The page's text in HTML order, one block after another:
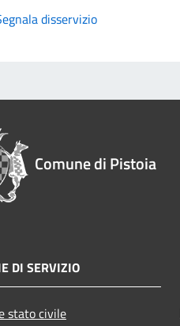
disservizio
Comune di Pistoia
DI SERVIZIO
stato civile